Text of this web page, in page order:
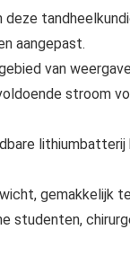
aangepast.
van
stroom
lithiumbatterij
gemakkelijk
studenten,